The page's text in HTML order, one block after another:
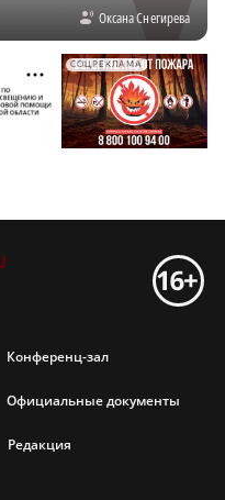
Оксана Снегирева
СОЦРЕКЛАМА
Конференц-зал
Официальные документы
Редакция